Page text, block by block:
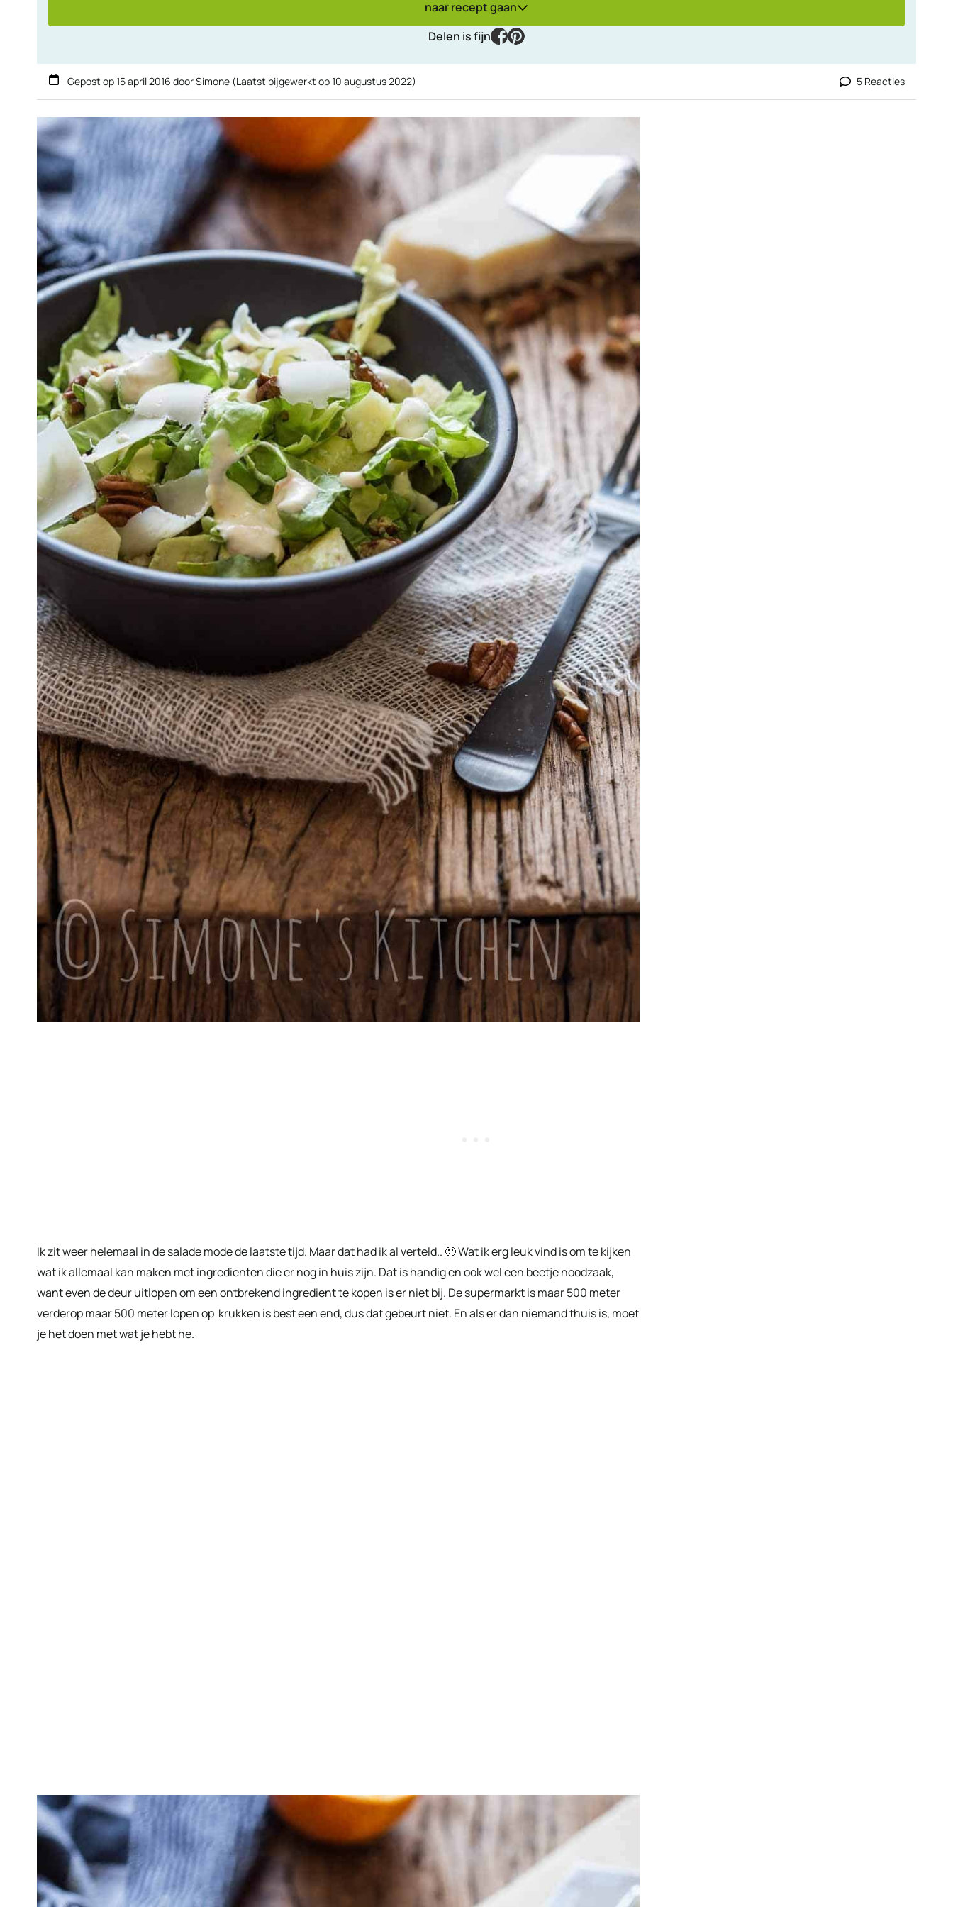
naar recept gaan
Delen is fijn
facebook
pinterest
Gepost op15 april 2016 doorSimone (Laatst bijgewerkt op10 augustus 2022) 5 Reacties
Ik zit weer helemaal in de salade mode de laatste tijd. Maar dat had ik al verteld.. 🙂 Wat ik erg leuk vind is om te kijken
wat ik allemaal kan maken met ingredienten die er nog in huis zijn. Dat is handig en ook wel een beetje noodzaak,
want even de deur uitlopen om een ontbrekend ingredient te kopen is er niet bij. De supermarkt is maar 500 meter
verderop maar 500 meter lopen op krukken is best een end, dus dat gebeurt niet. En als er dan niemand thuis is, moet
je het doen met wat je hebt he.